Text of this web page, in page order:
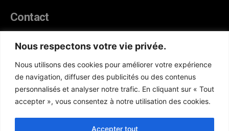
Nous respectons votre vie privée.
Nous utilisons des cookies pour améliorer votre expérience
de navigation, diffuser des publicités ou des contenus
personnalisés et analyser notre trafic. En cliquant sur « Tout
accepter », vous consentez à notre utilisation des cookies.
Accepter tout
Contact
Téléphone :(+221) 70 330 86 87‬
WhatsApp : (+33) 6 52 17 85 46
E-mail : redaction@atlanticactu.com
E-mail : commercial@atlanticactu.com
Nous écrire Qui sommes-nous ?